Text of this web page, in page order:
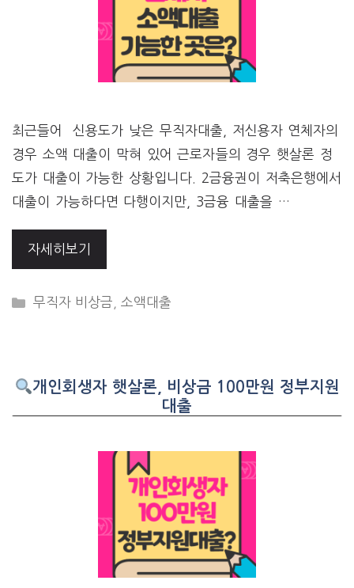
최근들어 신용도가 낮은 무직자대출, 저신용자 연체자의
경우 소액 대출이 막혀 있어 근로자들의 경우 햇살론 정
도가 대출이 가능한 상황입니다. ​2금융권이 저축은행에서
대출이 가능하다면 다행이지만, 3금융 대출을 …
자세히보기
CATEGORIES
무직자 비상금 ,소액대출
개인회생자 햇살론, 비상금 100만원 정부지원
대출